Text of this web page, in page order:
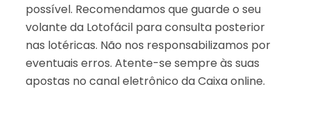
possível. Recomendamos que guarde o seu
volante da Lotofácil para consulta posterior
nas lotéricas. Não nos responsabilizamos por
eventuais erros. Atente-se sempre às suas
apostas no canal eletrônico da Caixa online.